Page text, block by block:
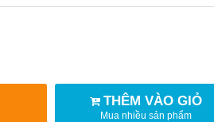
THÊM VÀO GIỎ
Mua nhiều sản phẩm